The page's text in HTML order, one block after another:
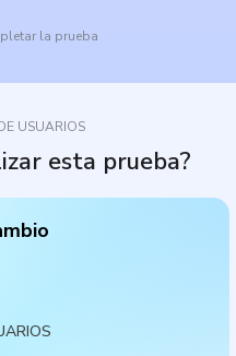
la prueba
USUARIOS
esta prueba?